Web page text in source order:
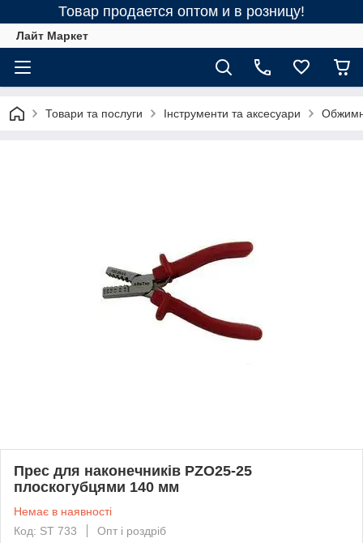
Товар продается оптом и в розницу!
Лайт Маркет
Товари та послуги Інструменти та аксесуари
Прес для наконечників PZO25-25
плоскогубцями 140 мм
Немає в наявності
Код: ST 733
Опт і роздріб